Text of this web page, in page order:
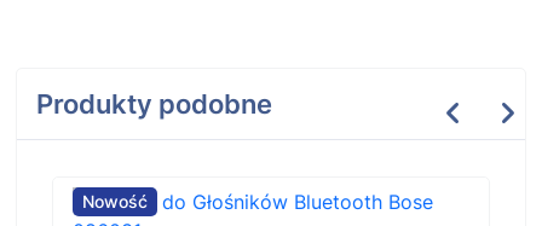
Produkty podobne
Nowość